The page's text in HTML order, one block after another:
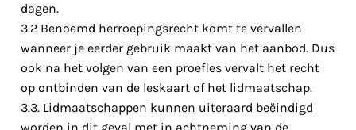
dagen.
3.2 Benoemd herroepingsrecht komt te vervallen
wanneer je eerder gebruik maakt van het aanbod. Dus
ook na het volgen van een proefles vervalt het recht
op ontbinden van de leskaart of het lidmaatschap.
3.3. Lidmaatschappen kunnen uiteraard beëindigd